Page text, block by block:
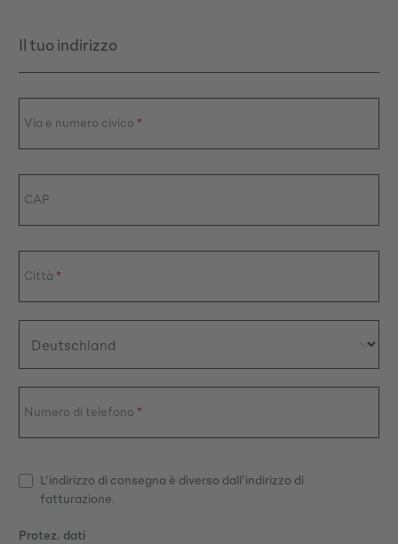
Il tuo indirizzo
Via e numero civico *
CAP
Città *
Numero di telefono *
L'indirizzo di consegna è diverso dall'indirizzo di
fatturazione.
Protez. dati